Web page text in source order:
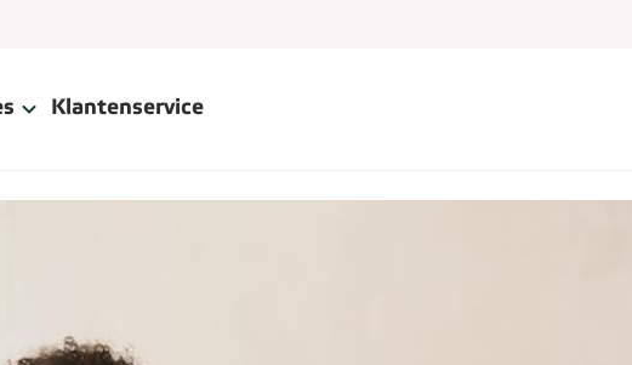
Klantenservice